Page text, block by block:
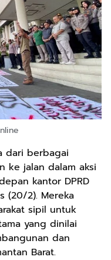
dari berbagai
ke jalan dalam aksi
kantor DPRD
(20/2). Mereka
sipil untuk
yang dinilai
dan
Barat.